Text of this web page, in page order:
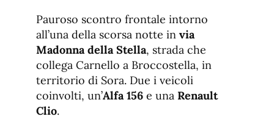
de
fuente
de
fuente.
Pauroso scontro frontale intorno
all’una della scorsa notte in via
Madonna della Stella, strada che
collega Carnello a Broccostella, in
territorio di Sora. Due i veicoli
coinvolti, un’Alfa 156 e una Renault
Clio.